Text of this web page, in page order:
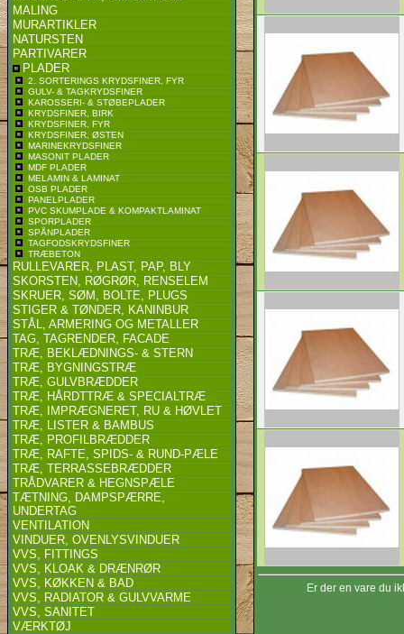
MALING
MURARTIKLER
NATURSTEN
PARTIVARER
PLADER
2. SORTERINGS KRYDSFINER, FYR
GULV- & TAGKRYDSFINER
KAROSSERI- & STØBEPLADER
KRYDSFINER, BIRK
KRYDSFINER, FYR
KRYDSFINER, ØSTEN
MARINEKRYDSFINER
MASONIT PLADER
MDF PLADER
MELAMIN & LAMINAT
OSB PLADER
PANELPLADER
PVC SKUMPLADE & KOMPAKTLAMINAT
SPORPLADER
SPÅNPLADER
TAGFODSKRYDSFINER
TRÆBETON
RULLEVARER, PLAST, PAP, BLY
SKORSTEN, RØGRØR, RENSELEM
SKRUER, SØM, BOLTE, PLUGS
STIGER & TØNDER, KANINBUR
STÅL, ARMERING OG METALLER
TAG, TAGRENDER, FACADE
TRÆ, BEKLÆDNINGS- & STERN
TRÆ, BYGNINGSTRÆ
TRÆ, GULVBRÆDDER
TRÆ, HÅRDTTRÆ & SPECIALTRÆ
TRÆ, IMPRÆGNERET, RU & HØVLET
TRÆ, LISTER & BAMBUS
TRÆ, PROFILBRÆDDER
TRÆ, RAFTE, SPIDS- & RUND-PÆLE
TRÆ, TERRASSEBRÆDDER
TRÅDVARER & HEGNSPÆLE
TÆTNING, DAMPSPÆRRE,
UNDERTAG
VENTILATION
VINDUER, OVENLYSVINDUER
VVS, FITTINGS
VVS, KLOAK & DRÆNRØR
VVS, KØKKEN & BAD
VVS, RADIATOR & GULVVARME
VVS, SANITET
VÆRKTØJ
Er der en vare du